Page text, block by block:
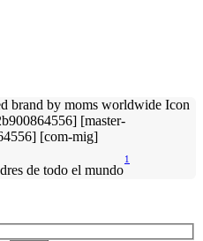
de todo el mundo
1